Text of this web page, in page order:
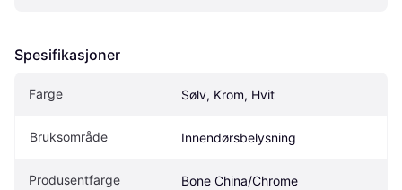
Spesifikasjoner
Farge Sølv, Krom, Hvit
Bruksområde Innendørsbelysning
Produsentfarge Bone China/Chrome